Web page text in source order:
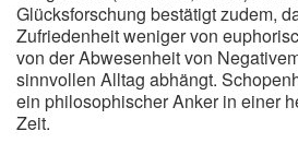
Glücksforschung bestätigt zudem,
Zufriedenheit weniger von
von der Abwesenheit von
sinnvollen Alltag abhängt.
ein philosophischer Anker in einer
Zeit.